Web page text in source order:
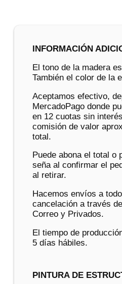
INFORMACIÓN
El tono de la madera
También el color de la
Aceptamos efectivo,
MercadoPago donde
en 12 cuotas sin
comisión de valor
total.
Puede abona el total o
seña al confirmar el
al retirar.
Hacemos envíos a
cancelación a través
Correo y Privados.
El tiempo de
5 días hábiles.
PINTURA DE